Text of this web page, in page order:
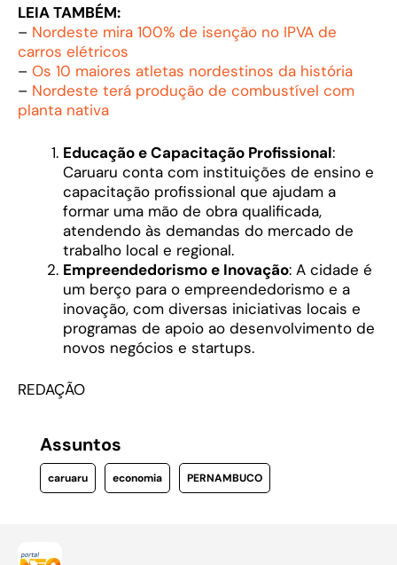
LEIA TAMBÉM:
– Nordeste mira 100% de isenção no IPVA de
carros elétricos
– Os 10 maiores atletas nordestinos da história
– Nordeste terá produção de combustível com
planta nativa
Educação e Capacitação Profissional:
Caruaru conta com instituições de ensino e
capacitação profissional que ajudam a
formar uma mão de obra qualificada,
atendendo às demandas do mercado de
trabalho local e regional.
Empreendedorismo e Inovação: A cidade é
um berço para o empreendedorismo e a
inovação, com diversas iniciativas locais e
programas de apoio ao desenvolvimento de
novos negócios e startups.
REDAÇÃO
Assuntos
caruaru economia PERNAMBUCO